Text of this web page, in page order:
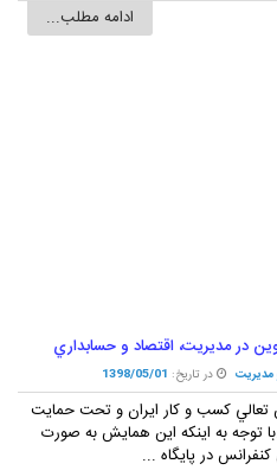
ادامه مطلب...
در مديريت، اقتصاد و حسابداري
مديريت در تاریخ: 1398/05/01
1398 توسط انجمن تعالي کسب و کار ايران و تحت حمايت
توجه به اينکه اين همايش به صورت
در پايگاه ...